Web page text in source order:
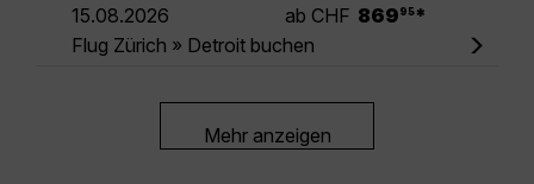
15.08.2026
ab CHF 869 95 *
Flug Zürich » Detroit buchen
Mehr anzeigen